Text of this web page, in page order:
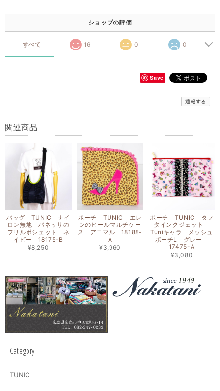
ショップの評価
すべて 16 0 0
Save
通報する
関連商品
バッグ TUNIC ナイ
ロン無地 バネッサの
フリルポシェット ネ
イビー 18175-B
¥8,250
ポーチ TUNIC エレ
ンのヒールマルチケー
ス アニマル 18188-
A
¥3,960
ポーチ TUNIC タフ
タインクジェット
Tuniキャラ メッシュ
ポーチL グレー
17475-A
¥3,080
Category
TUNIC